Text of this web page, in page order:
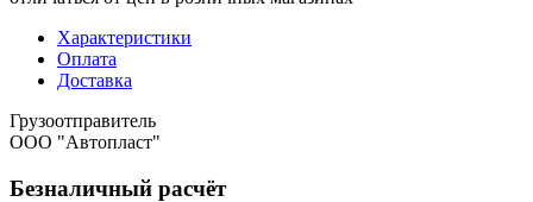
Характеристики
Оплата
Доставка
Грузоотправитель
ООО "Автопласт"
Безналичный расчёт